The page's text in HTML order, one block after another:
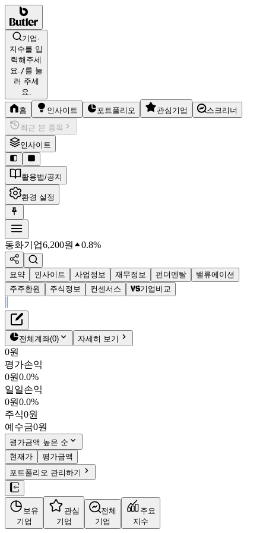
기업·
지수를 입
력해주세
요./를 눌
러 주세
요.
홈 인사이트 포트폴리오 관심기업
스크리너
최근 본 종목
인사이트
활용법/공지
환경 설정
동화기업6,200원 0.8%
요약 인사이트 사업정보 재무정보 펀더멘탈
밸류에이션
주주환원
주식정보 컨센서스 기업비교
동화기업
6,200원
025900
KOSDAQ
시가총액
PBR0.38
PER-
fPER -
배당수익률-
자사주비율9.53%
결산월12월
4분기누적
10년
주재무제표
재무정보
펀더멘탈
밸류에이션
주주환원
컨센서스
주식정보
전체계좌(0) 자세히 보기
0원
평가손익
0원0.0%
일일손익
0원0.0%
주식0원
예수금0원
평가금액 높은 순
현재가
평가금액
포트폴리오 관리하기
보유
기업
관심
기업
전체
기업
주요
지수